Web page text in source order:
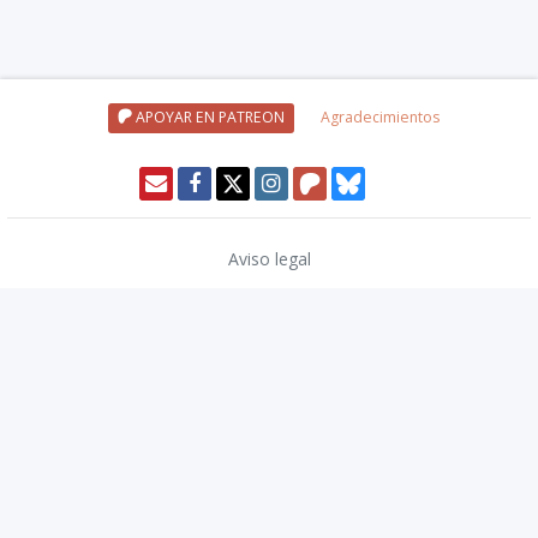
APOYAR EN PATREON Agradecimientos
Aviso legal